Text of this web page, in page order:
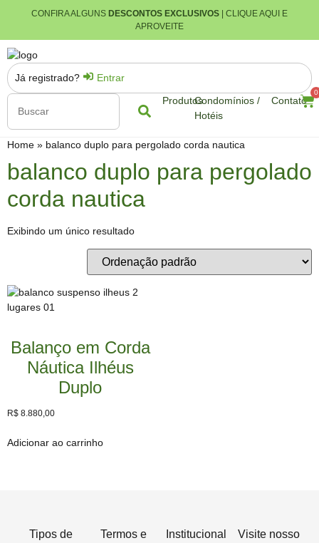
CONFIRA ALGUNS DESCONTOS EXCLUSIVOS | CLIQUE AQUI E
APROVEITE
ProdutosCondomínios /
Hotéis
Contato
0
Já registrado? Entrar
Home » balanco duplo para pergolado corda nautica
balanco duplo para pergolado
corda nautica
Exibindo um único resultado
Balanço em Corda
Náutica Ilhéus
Duplo
R$ 8.880,00
Adicionar ao carrinho
Tipos de
Termos e
Institucional
Visite nosso